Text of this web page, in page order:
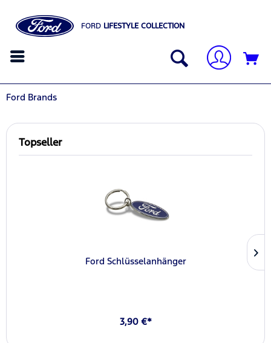
FORD LIFESTYLE COLLECTION
Ford Brands
Topseller
Ford Schlüsselanhänger
3,90 €*